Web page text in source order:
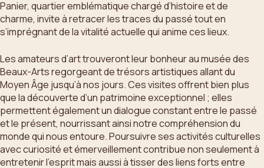
Panier, quartier emblématique chargé d’histoire et de
charme, invite à retracer les traces du passé tout en
s’imprégnant de la vitalité actuelle qui anime ces lieux.
Les amateurs d’art trouveront leur bonheur au musée des
Beaux-Arts regorgeant de trésors artistiques allant du
Moyen Âge jusqu’à nos jours. Ces visites offrent bien plus
que la découverte d’un patrimoine exceptionnel ; elles
permettent également un dialogue constant entre le passé
et le présent, nourrissant ainsi notre compréhension du
monde qui nous entoure. Poursuivre ses activités culturelles
avec curiosité et émerveillement contribue non seulement à
entretenir l’esprit mais aussi à tisser des liens forts entre